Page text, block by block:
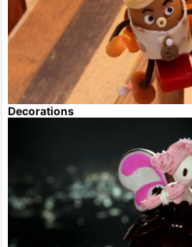
Decorations